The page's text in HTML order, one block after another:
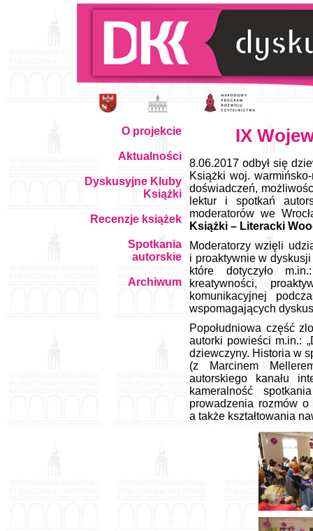
O projekcie
Aktualności
Dyskusyjne Kluby
Książki
Recenzje książek
Spotkania
autorskie
Archiwum
IX
8.06.2017 odbył się
Książki woj.
doświadczeń,
lektur i spotkań
moderatorów we
Książki – Literacki
Moderatorzy wzięli
i proaktywnie w
które dotyczyło
kreatywności,
komunikacyjnej
wspomagających
Popołudniowa część
autorki powieści m.in.:
dziewczyny. Historia w
(z Marcinem
autorskiego kanału
kameralność
prowadzenia rozmów
a także kształtowania